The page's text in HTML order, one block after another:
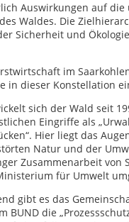
Auswirkungen auf die
Waldes. Die
Sicherheit und
im
in dieser Konstellation
sich der Wald seit
Eingriffe als
Hier liegt das
Natur und der
Zusammenarbeit von
für Umwelt
gibt es das
BUND die